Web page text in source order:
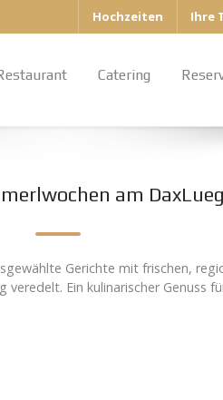
Hochzeiten Ihre
Catering
am DaxLueg
Gerichte mit frischen,
Ein kulinarischer Genuss